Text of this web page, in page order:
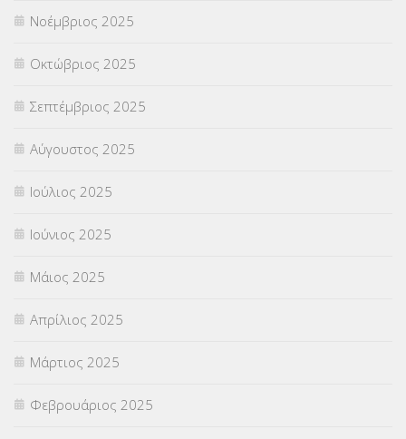
Νοέμβριος 2025
Οκτώβριος 2025
Σεπτέμβριος 2025
Αύγουστος 2025
Ιούλιος 2025
Ιούνιος 2025
Μάιος 2025
Απρίλιος 2025
Μάρτιος 2025
Φεβρουάριος 2025